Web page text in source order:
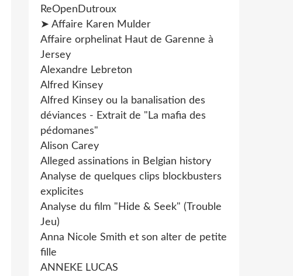
ReOpenDutroux
➤ Affaire Karen Mulder
Affaire orphelinat Haut de Garenne à
Jersey
Alexandre Lebreton
Alfred Kinsey
Alfred Kinsey ou la banalisation des
déviances - Extrait de "La mafia des
pédomanes"
Alison Carey
Alleged assinations in Belgian history
Analyse de quelques clips blockbusters
explicites
Analyse du film "Hide & Seek" (Trouble
Jeu)
Anna Nicole Smith et son alter de petite
fille
ANNEKE LUCAS